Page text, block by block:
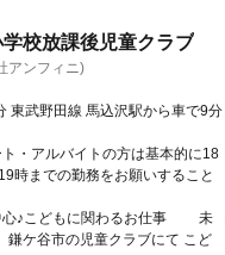
校放課後児童クラブ
アンフィニ)
分 東武野田線 馬込沢駅から車で9分
・アルバイトの方は基本的に18
時までの勤務をお願いすること
♪こどもに関わるお仕事 ⠀ ⠀ 未
鎌ケ谷市の児童クラブにて こど